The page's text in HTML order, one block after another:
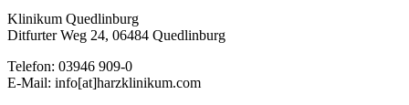
Klinikum Quedlinburg
Ditfurter Weg 24, 06484 Quedlinburg
Telefon: 03946 909-0
E-Mail: info[at]harzklinikum.com